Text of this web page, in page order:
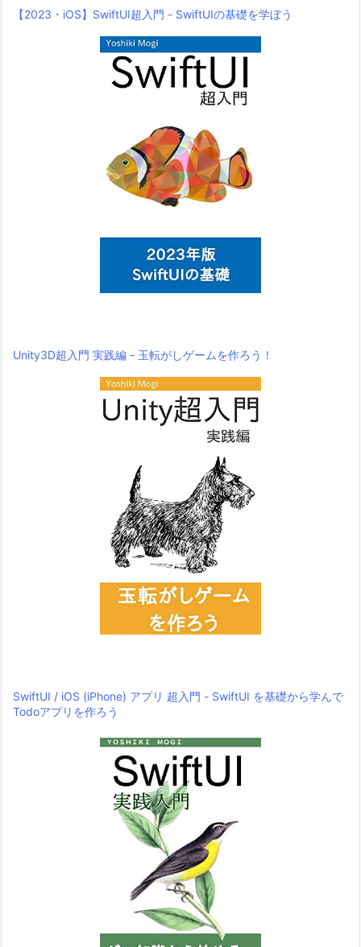
【2023・iOS】SwiftUI超入門 - SwiftUIの基礎を学ぼう
Unity3D超入門 実践編 - 玉転がしゲームを作ろう！
SwiftUI / iOS (iPhone) アプリ 超入門 - SwiftUI を基礎から学んで
Todoアプリを作ろう